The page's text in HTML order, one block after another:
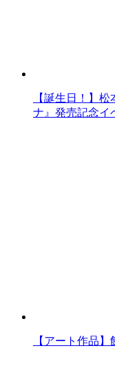
【誕生日！】
ナ』発売記念イ
【アート作品